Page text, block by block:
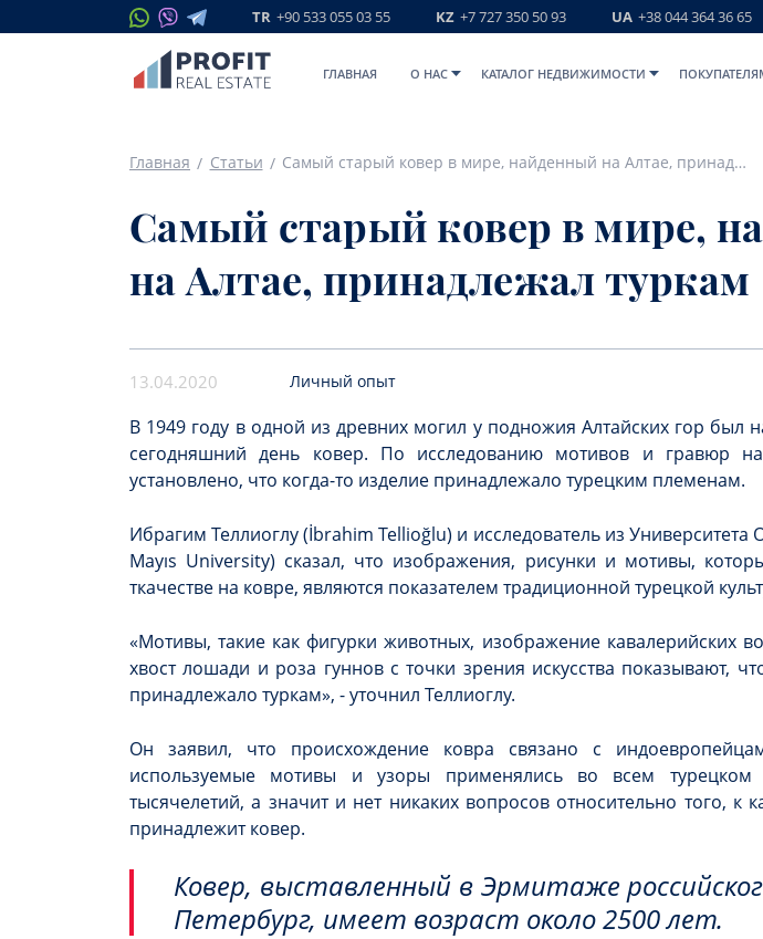
TR +90 533 055 03 55 KZ +7 727 350 50 93 UA +38 044 364 36 65
ГЛАВНАЯ O НАС КАТАЛОГ НЕДВИЖИМОСТИ
Главная Статьи Самый старый ковер в мире, найденный на Алтае, принадлежал туркам
Самый старый ковер в мире,
на Алтае, принадлежал туркам
13.04.2020 Личный опыт
В 1949 году в одной из древних могил у подножия Алтайских гор был
сегодняшний день ковер. По исследованию мотивов и гравюр
установлено, что когда-то изделие принадлежало турецким племенам.
Ибрагим Теллиоглу (İbrahim Tellioğlu) и исследователь из Университета
Mayıs University) сказал, что изображения, рисунки и мотивы,
ткачестве на ковре, являются показателем традиционной турецкой
«Мотивы, такие как фигурки животных, изображение кавалерийских
хвост лошади и роза гуннов с точки зрения искусства показывают,
принадлежало туркам», - уточнил Теллиоглу.
Он заявил, что происхождение ковра связано с
используемые мотивы и узоры применялись во всем
тысячелетий, а значит и нет никаких вопросов относительно того, к
принадлежит ковер.
Ковер, выставленный в Эрмитаже
Петербург, имеет возраст около 2500 лет.